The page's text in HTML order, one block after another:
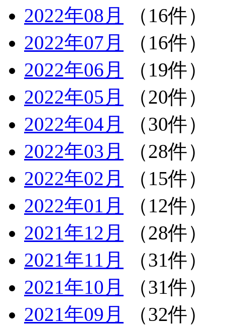
2022年08月
（16件）
2022年07月
（16件）
2022年06月
（19件）
2022年05月
（20件）
2022年04月
（30件）
2022年03月
（28件）
2022年02月
（15件）
2022年01月
（12件）
2021年12月
（28件）
2021年11月
（31件）
2021年10月
（31件）
2021年09月
（32件）